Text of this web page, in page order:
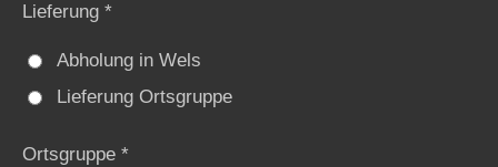
Lieferung *
Abholung in Wels
Lieferung Ortsgruppe
Ortsgruppe *